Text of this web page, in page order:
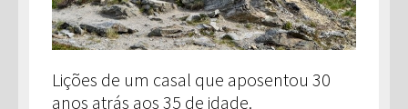
Lições de um casal que aposentou 30
anos atrás aos 35 de idade.